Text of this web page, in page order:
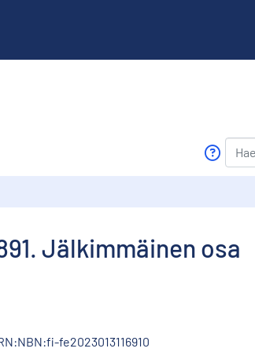
Jälkimmäinen osa
fe2023013116910